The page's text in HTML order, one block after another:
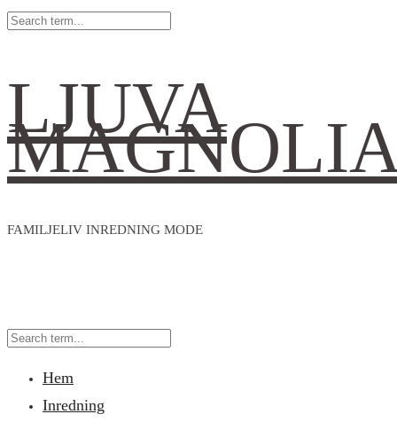
LJUVA
FAMILJELIV INREDNING MODE
Hem
Inredning